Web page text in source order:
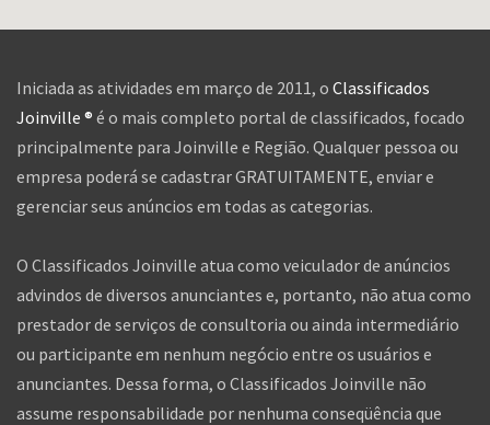
Iniciada as atividades em março de 2011, o Classificados
Joinville ® é o mais completo portal de classificados, focado
principalmente para Joinville e Região. Qualquer pessoa ou
empresa poderá se cadastrar GRATUITAMENTE, enviar e
gerenciar seus anúncios em todas as categorias.
O Classificados Joinville atua como veiculador de anúncios
advindos de diversos anunciantes e, portanto, não atua como
prestador de serviços de consultoria ou ainda intermediário
ou participante em nenhum negócio entre os usuários e
anunciantes. Dessa forma, o Classificados Joinville não
assume responsabilidade por nenhuma conseqüência que